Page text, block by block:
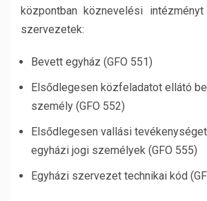
központban köznevelési
szervezetek:
Bevett egyház (GFO 551)
Elsődlegesen közfeladatot ellátó
személy (GFO 552)
Elsődlegesen vallási
egyházi jogi személyek (GFO 555)
Egyházi szervezet technikai kód